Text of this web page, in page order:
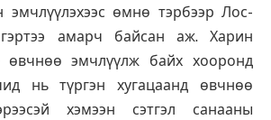
эмчлүүлэхээс өмнө тэрбээр Лос-
амарч байсан аж. Харин
өвчнөө эмчлүүлж байх хооронд
нь түргэн хугацаанд өвчнөө
хэмээн сэтгэл санааны